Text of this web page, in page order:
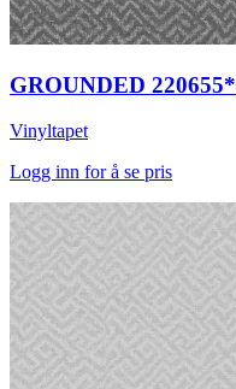
GROUNDED 220655*
Vinyltapet
Logg inn for å se pris